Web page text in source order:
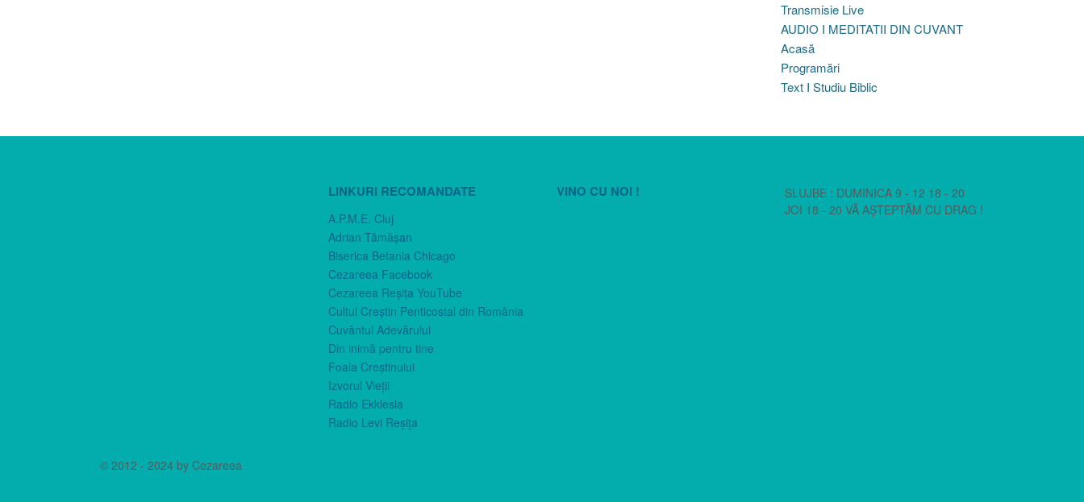
Transmisie Live
AUDIO I MEDITATII DIN CUVANT
Acasă
Programări
Text I Studiu Biblic
LINKURI RECOMANDATE
A.P.M.E. Cluj
Adrian Tămăşan
Biserica Betania Chicago
Cezareea Facebook
Cezareea Reşiţa YouTube
Cultul Creştin Penticostal din România
Cuvântul Adevărului
Din inimă pentru tine
Foaia Creştinului
Izvorul Vieţii
Radio Ekklesia
Radio Levi Reşiţa
VINO CU NOI !
SLUJBE : DUMINICA 9 - 12 18 - 20
JOI 18 - 20 VĂ AȘTEPTĂM CU DRAG !
© 2012 - 2024 by Cezareea